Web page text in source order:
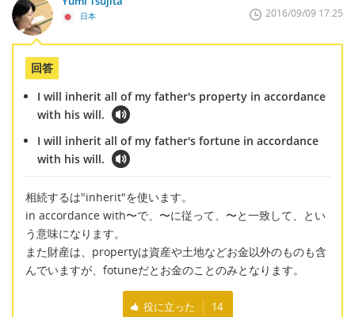
日本 2016/09/09 17:25
回答
I will inherit all of my father's property in accordance
with his will.
I will inherit all of my father's fortune in accordance
with his will.
相続するは"inherit"を使います。
in accordance with〜で、〜に従って、〜と一致して、とい
う意味になります。
また財産は、propertyは資産や土地などお金以外のものも含
んでいますが、fotuneだとお金のことのみとなります。
役に立った 14